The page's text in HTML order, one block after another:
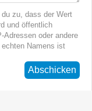
zu, dass der Wert
und öffentlich
Adressen oder andere
echten Namens ist
Abschicken